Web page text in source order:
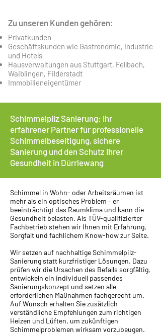
Zu unseren Kunden gehören:
Privatkunden
Geschäftskunden wie Gastronomie, Industrie
und Hotels
Hausverwaltungen aus Stuttgart, Fellbach,
Waiblingen, Filderstadt
Immobilieneigentümer
Schimmelpilz Sanierung: Ihr
erfahrener Partner für professionelle
Schimmelbeseitigung, sichere
Sanierung und den Schutz Ihrer
Gesundheit in Dürrlewang
Schimmel in Wohn- oder Arbeitsräumen ist
mehr als ein optisches Problem – er
beeinträchtigt das Raumklima und kann die
Gesundheit belasten. Als TÜV-qualifizierter
Fachbetrieb stehen wir Ihnen mit Erfahrung,
Sorgfalt und fachlichem Know-how zur Seite.
Wir setzen auf nachhaltige Schimmelpilz-
Sanierung statt kurzfristiger Lösungen. Dazu
prüfen wir die Ursachen des Befalls sorgfältig,
entwickeln ein individuell passendes
Sanierungskonzept und setzen alle
erforderlichen Maßnahmen fachgerecht um.
Auf Wunsch erhalten Sie zusätzlich
verständliche Empfehlungen zum richtigen
Heizen und Lüften, um zukünftigen
Schimmelproblemen wirksam vorzubeugen.